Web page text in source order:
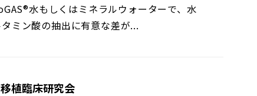
水もしくはミネラルウォーターで、水
ミン酸の抽出に有意な差が...
植臨床研究会